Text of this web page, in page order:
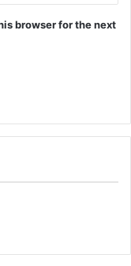
browser for the next